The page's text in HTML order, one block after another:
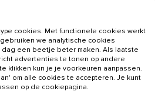
Vecht is deze groepsaccommodatie
Ditvakantieadresmet hottub
te boeken)is gelegen op een
zoals het overdekt
cookies. Met functionele cookies werkt
we analytische cookies
een beetje beter maken. Als laatste
advertenties te tonen op andere
klikken kun je je voorkeuren aanpassen.
om alle cookies te accepteren. Je kunt
op de cookiepagina.